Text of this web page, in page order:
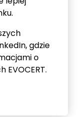
gdzie
o
EVOCERT.